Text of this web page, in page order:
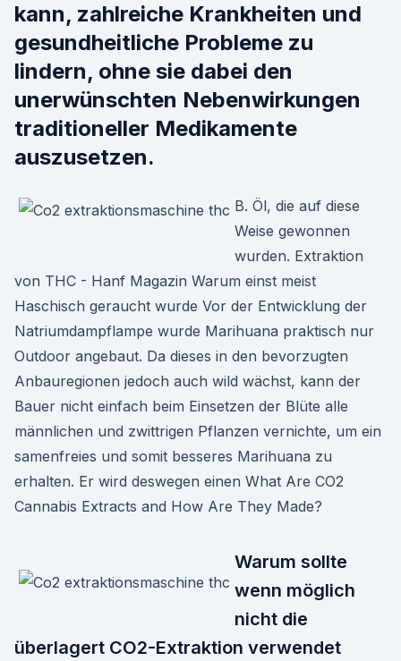
kann, zahlreiche Krankheiten und
gesundheitliche Probleme zu
lindern, ohne sie dabei den
unerwünschten Nebenwirkungen
traditioneller Medikamente
auszusetzen.
B. Öl, die auf diese
Weise gewonnen
wurden. Extraktion
von THC - Hanf Magazin Warum einst meist
Haschisch geraucht wurde Vor der Entwicklung der
Natriumdampflampe wurde Marihuana praktisch nur
Outdoor angebaut. Da dieses in den bevorzugten
Anbauregionen jedoch auch wild wächst, kann der
Bauer nicht einfach beim Einsetzen der Blüte alle
männlichen und zwittrigen Pflanzen vernichte, um ein
samenfreies und somit besseres Marihuana zu
erhalten. Er wird deswegen einen What Are CO2
Cannabis Extracts and How Are They Made?
Warum sollte
wenn möglich
nicht die
überlagert CO2-Extraktion verwendet